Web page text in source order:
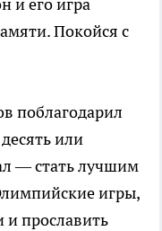
Покойся с
поблагодарил
или
— стать лучшим
игры,
и прославить